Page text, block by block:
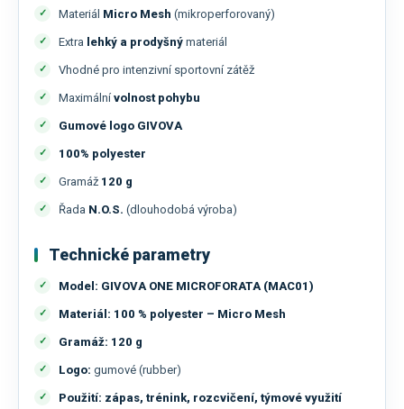
Materiál Micro Mesh (mikroperforovaný)
Extra lehký a prodyšný materiál
Vhodné pro intenzivní sportovní zátěž
Maximální volnost pohybu
Gumové logo GIVOVA
100% polyester
Gramáž 120 g
Řada N.O.S. (dlouhodobá výroba)
Technické parametry
Model: GIVOVA ONE MICROFORATA (MAC01)
Materiál: 100 % polyester – Micro Mesh
Gramáž: 120 g
Logo: gumové (rubber)
Použití: zápas, trénink, rozcvičení, týmové využití